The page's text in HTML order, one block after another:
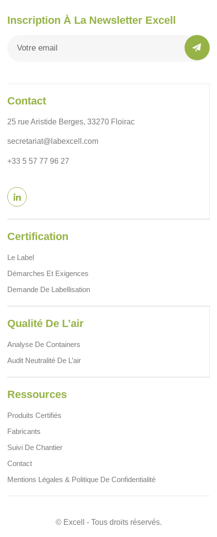
Inscription À La Newsletter Excell
Contact
25 rue Aristide Berges, 33270 Floirac
secretariat@labexcell.com
+33 5 57 77 96 27
Certification
Le Label
Démarches Et Exigences
Demande De Labellisation
Qualité De L’air
Analyse De Containers
Audit Neutralité De L’air
Ressources
Produits Certifiés
Fabricants
Suivi De Chantier
Contact
Mentions Légales & Politique De Confidentialité
© Excell - Tous droits réservés.